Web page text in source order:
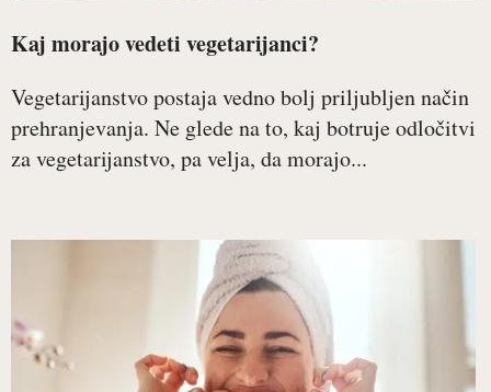
Kaj morajo vedeti vegetarijanci?
Vegetarijanstvo postaja vedno bolj priljubljen način
prehranjevanja. Ne glede na to, kaj botruje odločitvi
za vegetarijanstvo, pa velja, da morajo...